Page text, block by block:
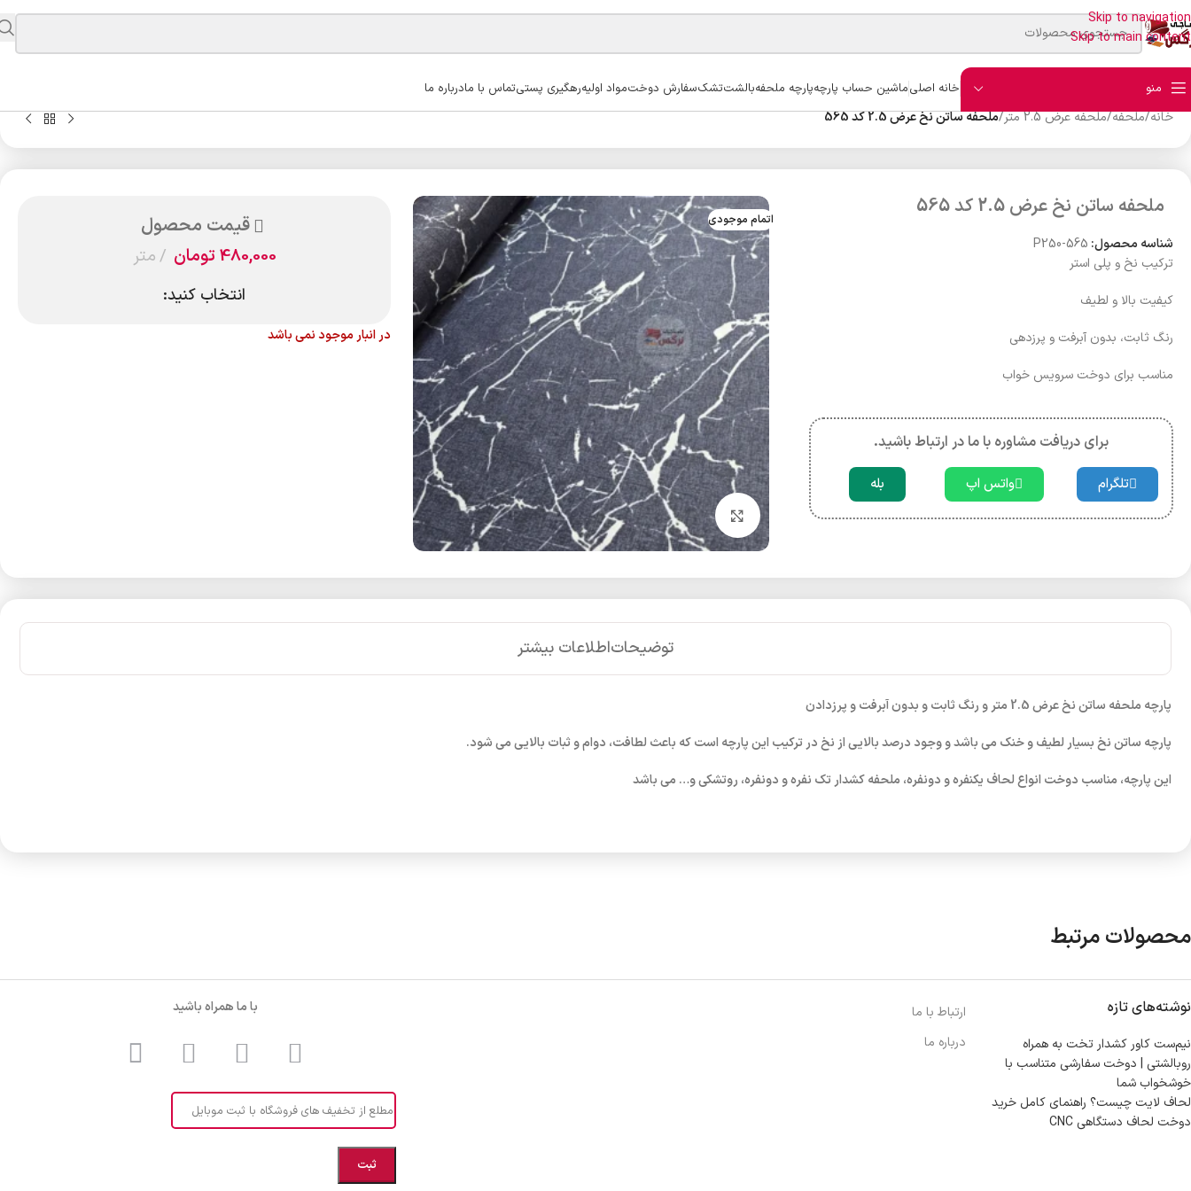
Skip to navigation
Skip to main content
منو خانه اصلیماشین حساب پارچهپارچه ملحفهبالشتتشکسفارش دوختمواد اولیهرهگیری پستیتماس با مادرباره ما
خانه/ملحفه/ملحفه عرض 2.5 متر /ملحفه ساتن نخ عرض 2.5 کد 565
ملحفه ساتن نخ عرض 2.5 کد 565
شناسه محصول: P250-565
ترکیب نخ و پلی استر
کیفیت بالا و لطیف
رنگ ثابت، بدون آبرفت و پرزدهی
مناسب برای دوخت سرویس خواب
برای دریافت مشاوره با ما در ارتباط باشید.
تلگرام واتس اپ بله
اتمام موجودی
بزرگنمایی تصویر
قیمت محصول
480,000تومان متر
انتخاب کنید:
در انبار موجود نمی باشد
توضیحاتاطلاعات بیشتر
پارچه ملحفه ساتن نخ عرض 2.5 متر و رنگ ثابت و بدون آبرفت و پرزدادن
پارچه ساتن نخ بسیار لطیف و خنک می باشد و وجود درصد بالایی از نخ در ترکیب این پارچه است که باعث لطافت، دوام و ثبات بالایی می شود.
این پارچه، مناسب دوخت انواع لحاف یکنفره و دونفره، ملحفه کشدار تک نفره و دونفره، روتشکی و… می باشد
محصولات مرتبط
نوشته‌های تازه
نیم‌ست کاور کشدار تخت به همراه
روبالشتی | دوخت سفارشی متناسب با
خوشخواب شما
لحاف لایت چیست؟ راهنمای کامل خرید
دوخت لحاف دستگاهی CNC
ارتباط با ما
درباره ما
با ما همراه باشید
مطلع از تخفیف های فروشگاه با ثبت موبایل